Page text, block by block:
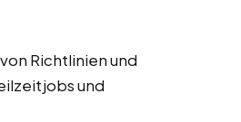
Richtlinien und
und